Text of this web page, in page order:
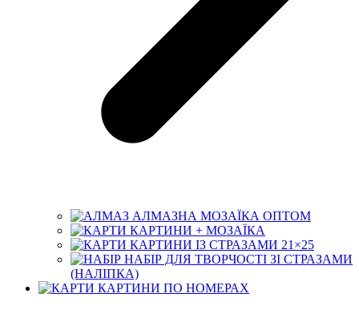
АЛМАЗНА МОЗАЇКА ОПТОМ
КАРТИНИ + МОЗАЇКА
КАРТИНИ ІЗ СТРАЗАМИ 21×25
НАБІР ДЛЯ ТВОРЧОСТІ ЗІ СТРАЗАМИ
(НАЛІПКА)
КАРТИНИ ПО НОМЕРАХ